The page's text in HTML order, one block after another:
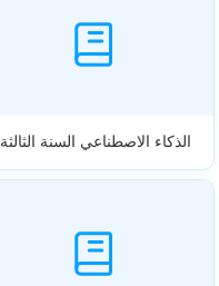
الذكاء الاصطناعي السنة الثالثة